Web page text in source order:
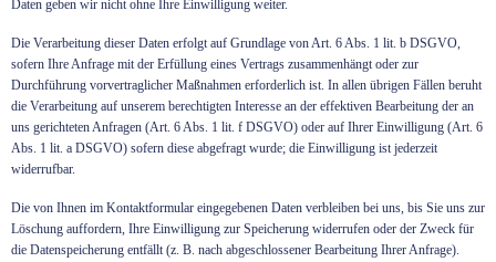
Daten geben wir nicht ohne Ihre Einwilligung weiter.
Die Verarbeitung dieser Daten erfolgt auf Grundlage von Art. 6 Abs. 1 lit. b DSGVO,
sofern Ihre Anfrage mit der Erfüllung eines Vertrags zusammenhängt oder zur
Durchführung vorvertraglicher Maßnahmen erforderlich ist. In allen übrigen Fällen beruht
die Verarbeitung auf unserem berechtigten Interesse an der effektiven Bearbeitung der an
uns gerichteten Anfragen (Art. 6 Abs. 1 lit. f DSGVO) oder auf Ihrer Einwilligung (Art. 6
Abs. 1 lit. a DSGVO) sofern diese abgefragt wurde; die Einwilligung ist jederzeit
widerrufbar.
Die von Ihnen im Kontaktformular eingegebenen Daten verbleiben bei uns, bis Sie uns zur
Löschung auffordern, Ihre Einwilligung zur Speicherung widerrufen oder der Zweck für
die Datenspeicherung entfällt (z. B. nach abgeschlossener Bearbeitung Ihrer Anfrage).